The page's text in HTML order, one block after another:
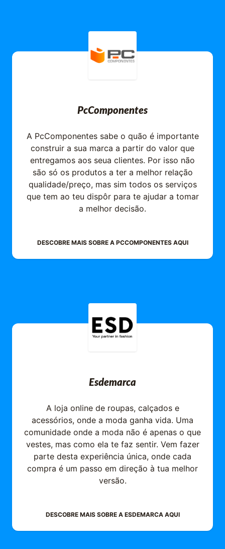
PcComponentes
A PcComponentes sabe o quão é importante
construir a sua marca a partir do valor que
entregamos aos seua clientes. Por isso não
são só os produtos a ter a melhor relação
qualidade/preço, mas sim todos os serviços
que tem ao teu dispôr para te ajudar a tomar
a melhor decisão.
DESCOBRE MAIS SOBRE A PCCOMPONENTESAQUI
Esdemarca
A loja online de roupas, calçados e
acessórios, onde a moda ganha vida. Uma
comunidade onde a moda não é apenas o que
vestes, mas como ela te faz sentir. Vem fazer
parte desta experiência única, onde cada
compra é um passo em direção à tua melhor
versão.
DESCOBRE MAIS SOBRE A ESDEMARCAAQUI